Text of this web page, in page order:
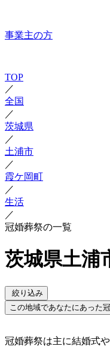
事業主の方
TOP
／
全国
／
茨城県
／
土浦市
／
霞ケ岡町
／
生活
／
冠婚葬祭の一覧
茨城県土浦
絞り込み
この地域であなたにあった
冠婚葬祭は主に結婚式